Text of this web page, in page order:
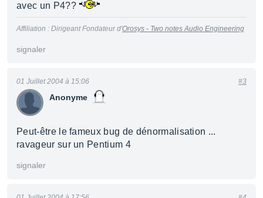
avec un P4??
Affiliation : Dirigeant Fondateur d'Orosys - Two notes Audio Engineering
signaler
Anonyme
01 Juillet 2004 à 15:06 #3
Peut-être le fameux bug de dénormalisation ...
ravageur sur un Pentium 4
signaler